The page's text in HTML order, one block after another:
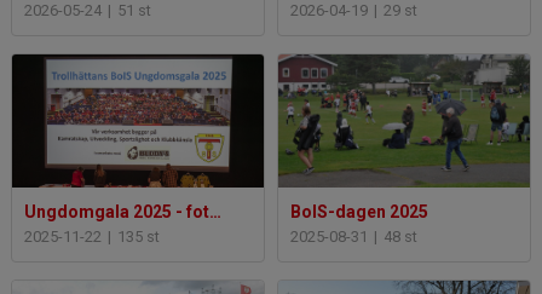
2026-05-24 | 51 st 2026-04-19 | 29 st
Ungdomgala 2025 - foto Ann/Johan Pettersson
2025-11-22 | 135 st
BoIS-dagen 2025
2025-08-31 | 48 st